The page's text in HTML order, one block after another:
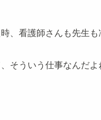
、看護師さんも先生も
そういう仕事なんだよ